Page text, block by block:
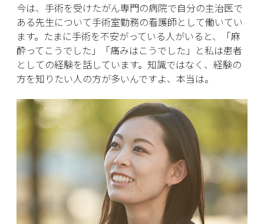
今は、手術を受けたがん専門の病院で自分の主治医で
ある先生について手術室勤務の看護師として働いてい
ます。たまに手術を不安がっている人がいると、「麻
酔ってこうでした」「痛みはこうでした」と私は患者
としての経験を話しています。知識ではなく、経験の
方を知りたい人の方が多いんですよ、本当は。